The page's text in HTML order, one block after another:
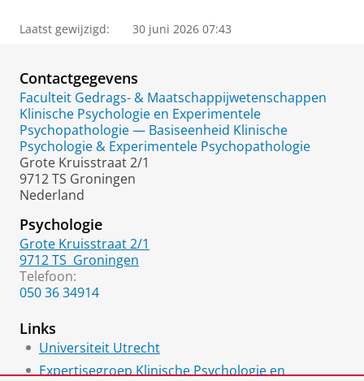
Laatst gewijzigd: 30 juni 2026 07:43
Contactgegevens
Faculteit Gedrags- & Maatschappijwetenschappen
Klinische Psychologie en Experimentele
Psychopathologie — Basiseenheid Klinische
Psychologie & Experimentele Psychopathologie
Grote Kruisstraat 2/1
9712 TS Groningen
Nederland
Psychologie
Grote Kruisstraat 2/1
9712 TS Groningen
Telefoon:
050 36 34914
Links
Universiteit Utrecht
Expertisegroep Klinische Psychologie en